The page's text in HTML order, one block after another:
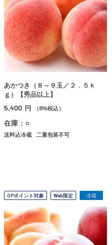
あかつき（８～９玉／２．５ｋ
ｇ）【秀品以上】
5,400 円 （8%税込）
在庫：○
送料込冷蔵 二重包装不可
OPポイント対象 Web限定 冷蔵